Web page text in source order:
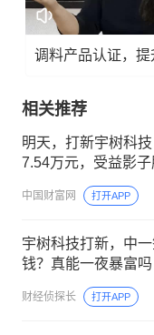
调料产品认证，
相关推荐
明天，打新宇树科
7.54万元，受益影
中国财富网 打开APP
宇树科技打新，中
钱？真能一夜暴富吗
财经侦探长 打开APP